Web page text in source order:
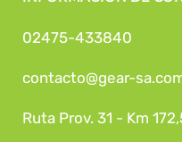
02475-433840
contacto@gear-
Ruta Prov. 31 - Km